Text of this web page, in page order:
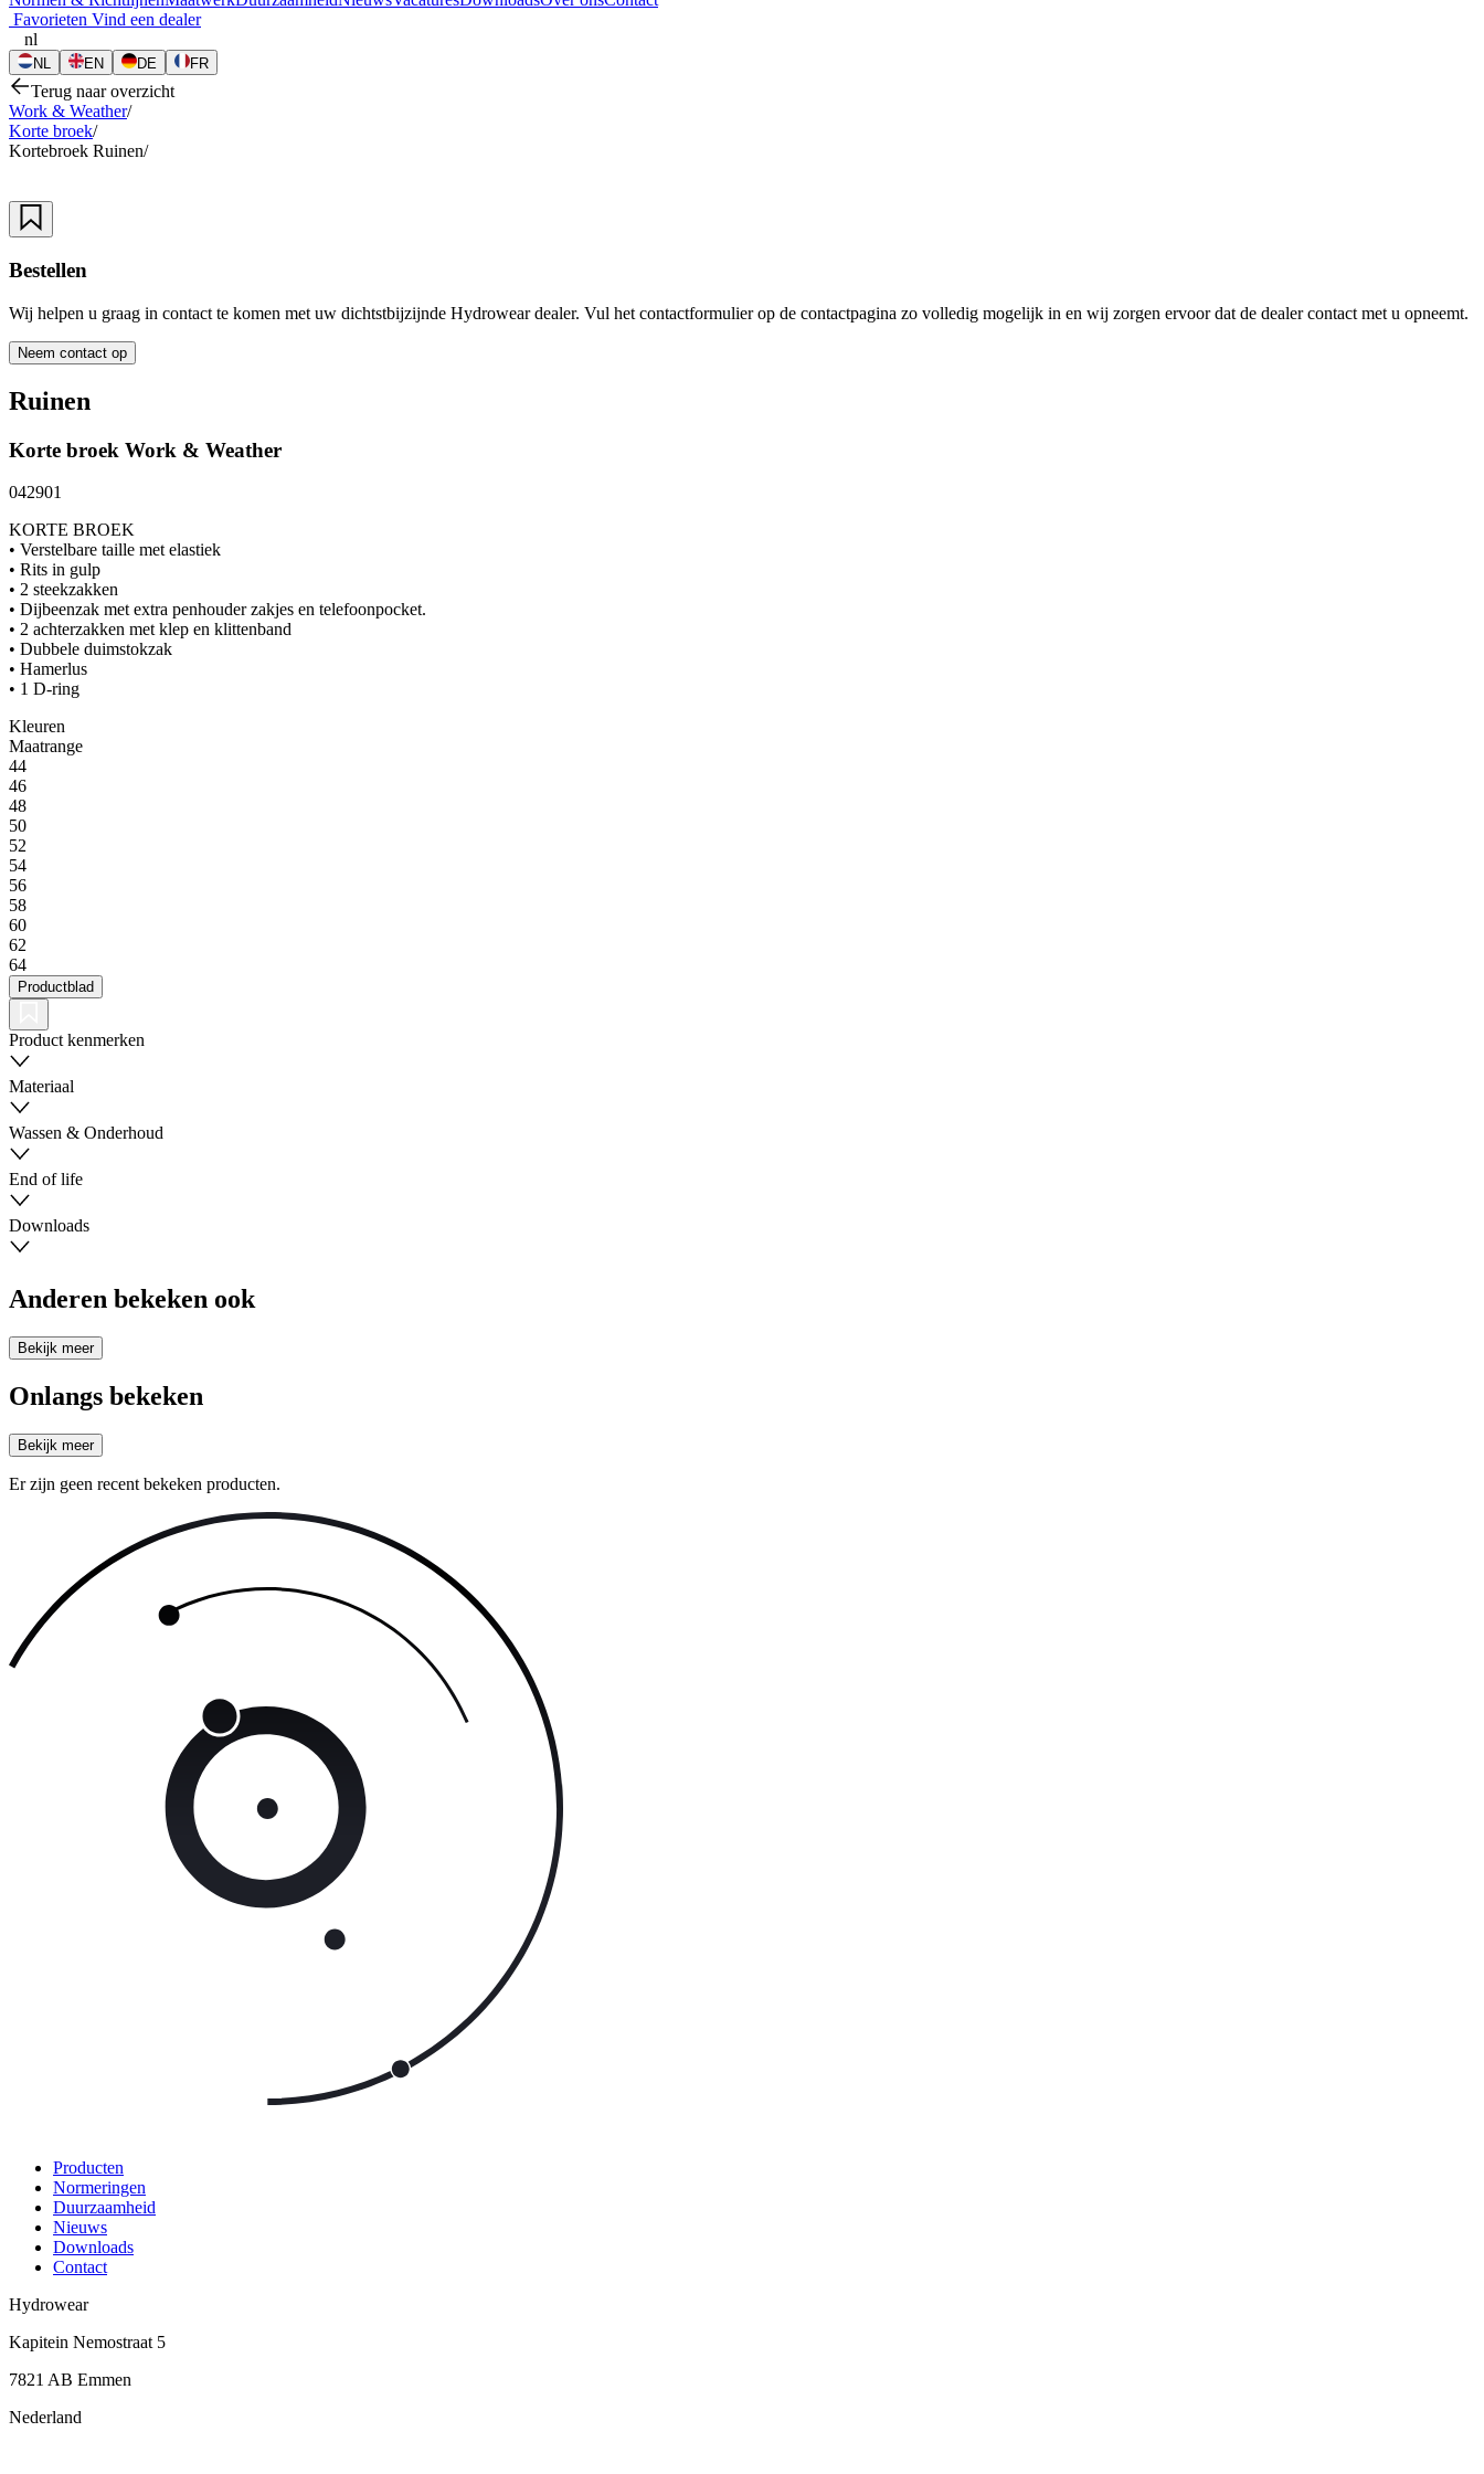
Favorieten Vind een dealer
nl
NL EN DE FR
Terug naar overzicht
Work & Weather/
Korte broek/
Kortebroek Ruinen/
Bestellen
Wij helpen u graag in contact te komen met uw dichtstbijzijnde Hydrowear dealer. Vul het contactformulier op de contactpagina zo volledig mogelijk in en wij zorgen ervoor dat de dealer contact met u opneemt.
Neem contact op
Ruinen
Korte broek Work & Weather
042901
KORTE BROEK
• Verstelbare taille met elastiek
• Rits in gulp
• 2 steekzakken
• Dijbeenzak met extra penhouder zakjes en telefoonpocket.
• 2 achterzakken met klep en klittenband
• Dubbele duimstokzak
• Hamerlus
• 1 D-ring
Kleuren
Maatrange
44
46
48
50
52
54
56
58
60
62
64
Productblad
Product kenmerken
Materiaal
Wassen & Onderhoud
End of life
Downloads
Anderen bekeken ook
Bekijk meer
Onlangs bekeken
Bekijk meer
Er zijn geen recent bekeken producten.
Producten
Normeringen
Duurzaamheid
Nieuws
Downloads
Contact
Hydrowear
Kapitein Nemostraat 5
7821 AB Emmen
Nederland